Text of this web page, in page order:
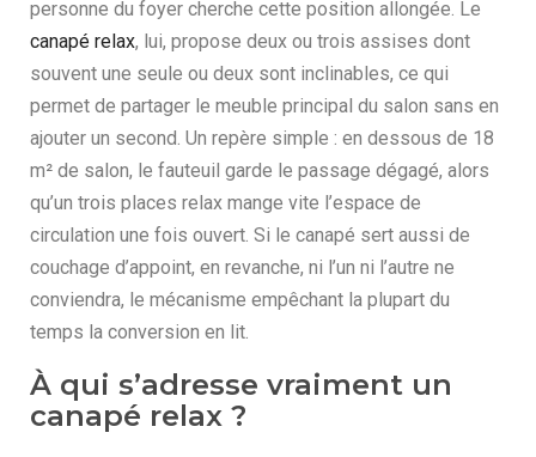
personne du foyer cherche cette position allongée. Le
canapé relax, lui, propose deux ou trois assises dont
souvent une seule ou deux sont inclinables, ce qui
permet de partager le meuble principal du salon sans en
ajouter un second. Un repère simple : en dessous de 18
m² de salon, le fauteuil garde le passage dégagé, alors
qu’un trois places relax mange vite l’espace de
circulation une fois ouvert. Si le canapé sert aussi de
couchage d’appoint, en revanche, ni l’un ni l’autre ne
conviendra, le mécanisme empêchant la plupart du
temps la conversion en lit.
À qui s’adresse vraiment un
canapé relax ?